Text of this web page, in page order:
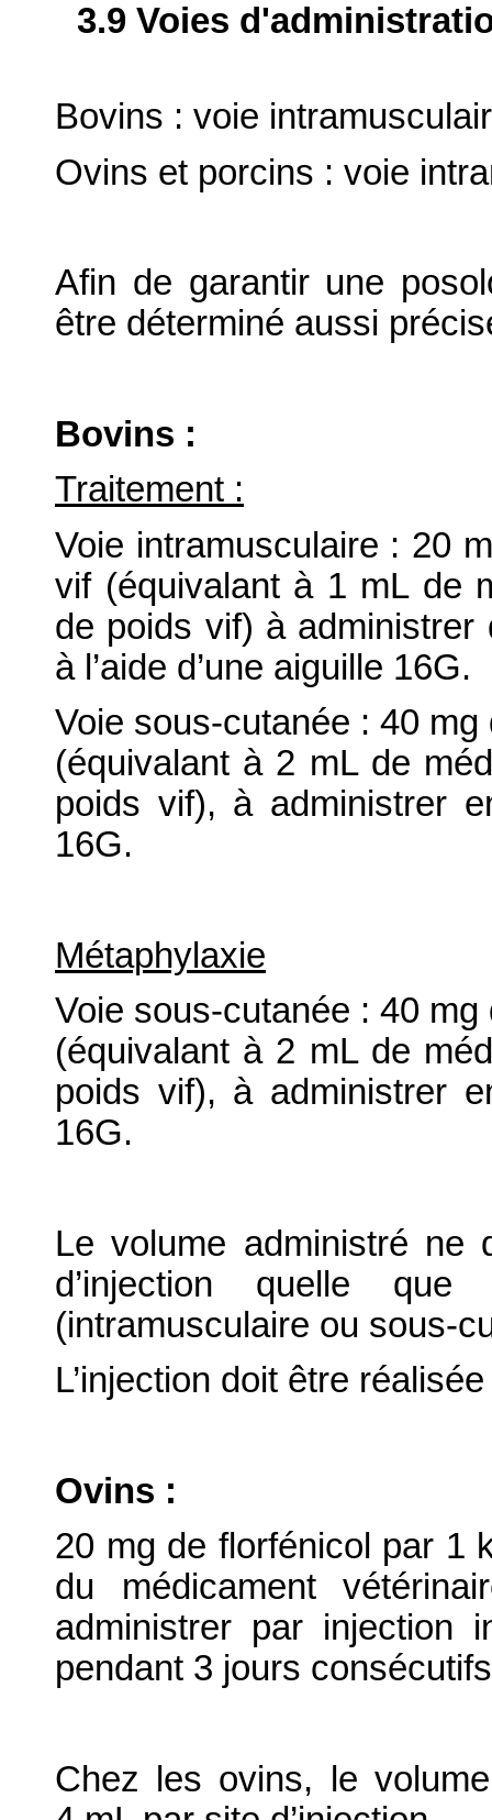
3.9 Voies
Bovins : voie
Ovins et porcins : voie
Afin de garantir une
être déterminé aussi
Bovins :
Traitement :
Voie intramusculaire : 20
vif (équivalant à 1 mL de
de poids vif) à
à l’aide d’une aiguille 16G.
Voie sous-cutanée : 40
(équivalant à 2 mL de
poids vif), à administrer
16G.
Métaphylaxie
Voie sous-cutanée : 40
(équivalant à 2 mL de
poids vif), à administrer
16G.
Le volume administré
d’injection quelle
(intramusculaire ou sous-
L’injection doit être
Ovins :
20 mg de florfénicol par 1
du médicament
administrer par injection
pendant 3 jours
Chez les ovins, le